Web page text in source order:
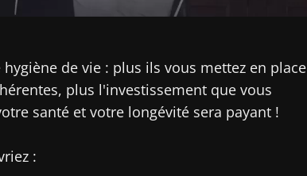
de vie : plus ils vous mettez en place
plus l'investissement que vous
santé et votre longévité sera payant !
: